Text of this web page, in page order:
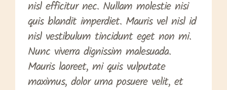
nisl efficitur nec. Nullam molestie nisi
quis blandit imperdiet. Mauris vel nisl id
nisl vestibulum tincidunt eget non mi.
Nunc viverra dignissim malesuada.
Mauris laoreet, mi quis vulputate
maximus, dolor urna posuere velit, et